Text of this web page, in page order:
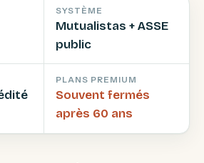
SYSTÈME
Mutualistas + ASSE
public
PLANS PREMIUM
Souvent fermés
après 60 ans